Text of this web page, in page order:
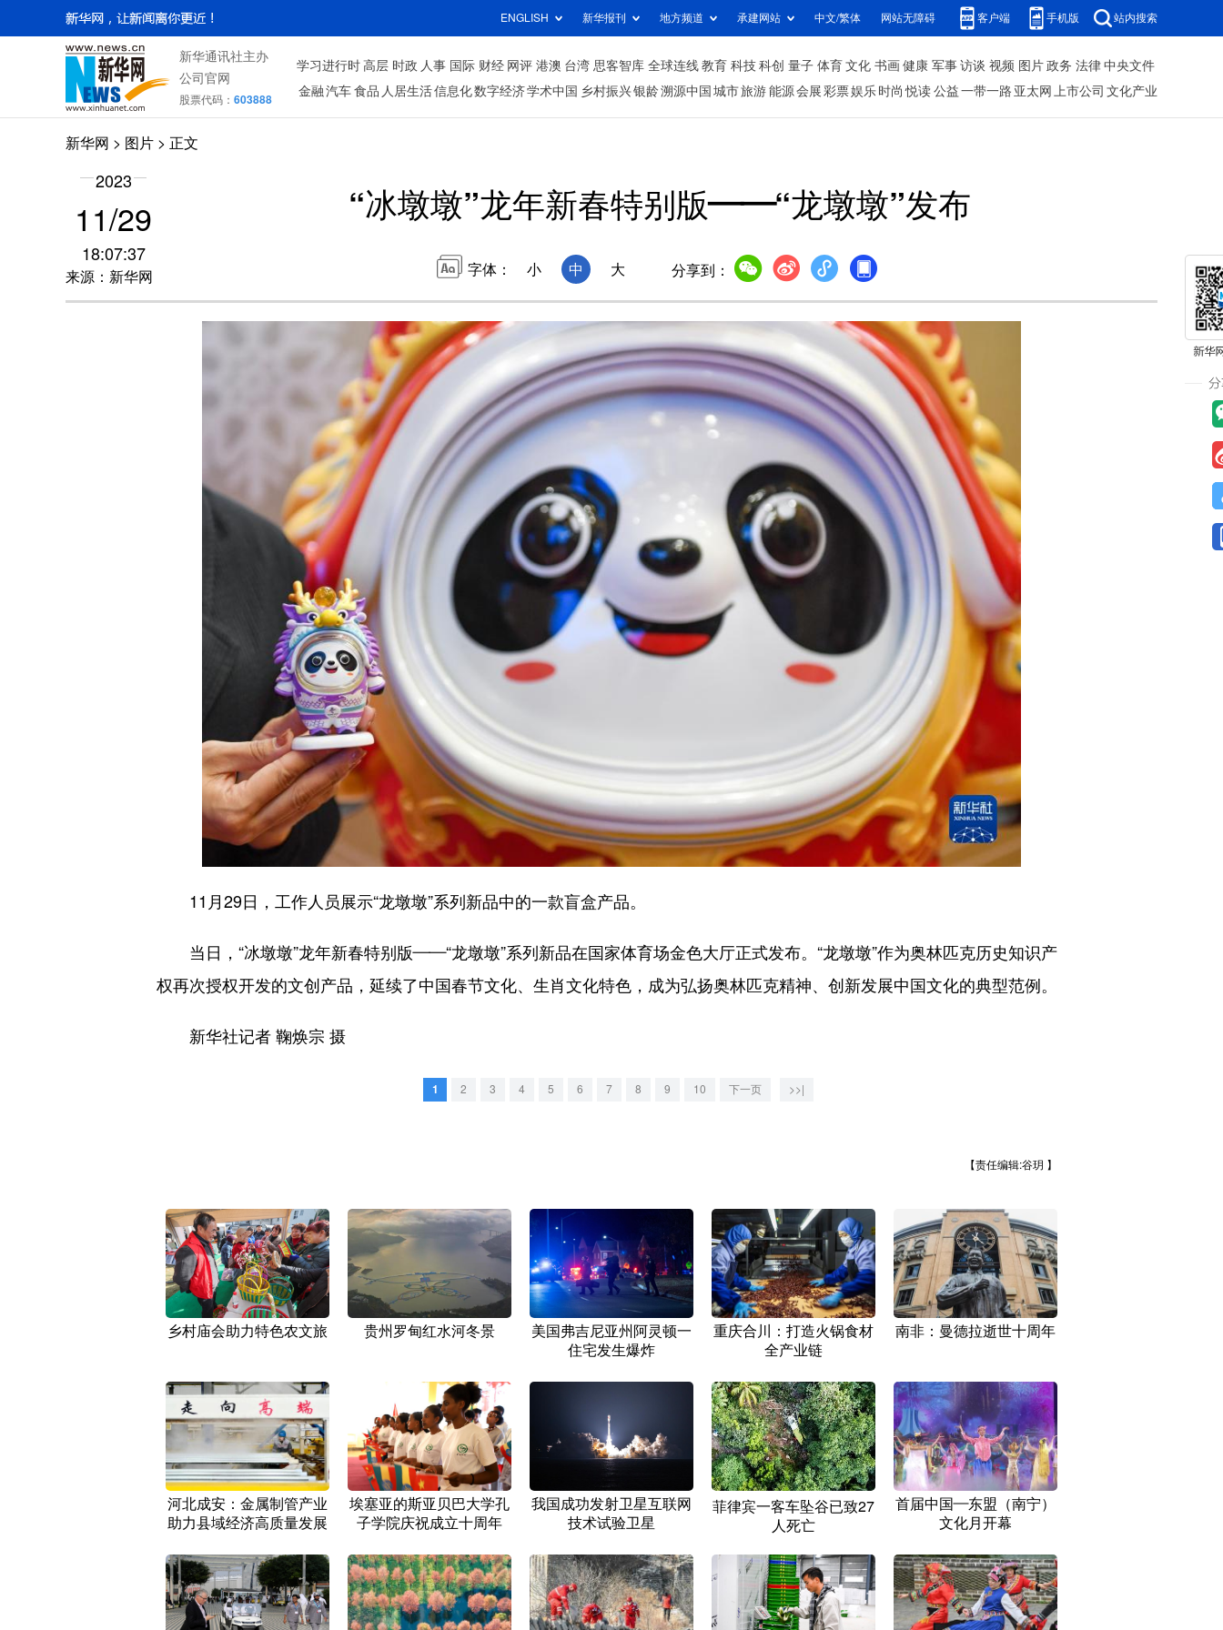
ENGLISH 新华报刊 地方频道 承建网站 中文/繁体 网站无障碍 客户端 手机版 站内搜索
新华通讯社主办
公司官网
股票代码： 603888
学习进行时 高层 时政 人事 国际 财经 网评 港澳 台湾 思客智库 全球连线 教育 科技 科创 量子 体育 文化 书画 健康 军事 访谈 视频 图片 政务 法律 中央文件
金融 汽车 食品 人居生活信息化数字经济学术中国 乡村振兴银龄溯源中国 城市旅游 能源 会展 彩票娱乐 时尚 悦读 公益 一带一路 亚太网 上市公司 文化产业
新华网 > 图片 > 正文
2023
11/29
18:07:37
来源：新华网
“冰墩墩”龙年新春特别版——“龙墩墩”发布
字体： 小 中 大 分享到：
11月29日，工作人员展示“龙墩墩”系列新品中的一款盲盒产品。
当日，“冰墩墩”龙年新春特别版——“龙墩墩”系列新品在国家体育场金色大厅正式发布。“龙墩墩”作为奥林匹克历史知识产
权再次授权开发的文创产品，延续了中国春节文化、生肖文化特色，成为弘扬奥林匹克精神、创新发展中国文化的典型范例。
新华社记者 鞠焕宗 摄
1 2 3 4 5 6 7 8 9 10 下一页 >>|
【责任编辑:谷玥 】
乡村庙会助力特色农文旅 贵州罗甸红水河冬景
美国弗吉尼亚州阿灵顿一
住宅发生爆炸
重庆合川：打造火锅食材
全产业链
南非：曼德拉逝世十周年
河北成安：金属制管产业
助力县域经济高质量发展
埃塞亚的斯亚贝巴大学孔
子学院庆祝成立十周年
我国成功发射卫星互联网
技术试验卫星
菲律宾一客车坠谷已致27
人死亡
首届中国—东盟（南宁）
文化月开幕